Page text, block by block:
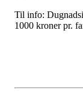
Til info:
1000 kroner pr.